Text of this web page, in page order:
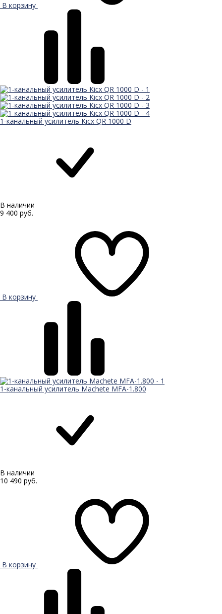
В корзину
1-канальный усилитель Kicx QR 1000 D
В наличии
9 400 руб.
В корзину
1-канальный усилитель Machete MFA-1.800
В наличии
10 490 руб.
В корзину